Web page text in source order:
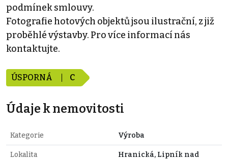
podmínek smlouvy.
Fotografie hotových objektů jsou ilustrační, z již
proběhlé výstavby. Pro více informací nás
kontaktujte.
ÚSPORNÁ C
Údaje k nemovitosti
Kategorie Výroba
Lokalita
Hranická, Lipník nad